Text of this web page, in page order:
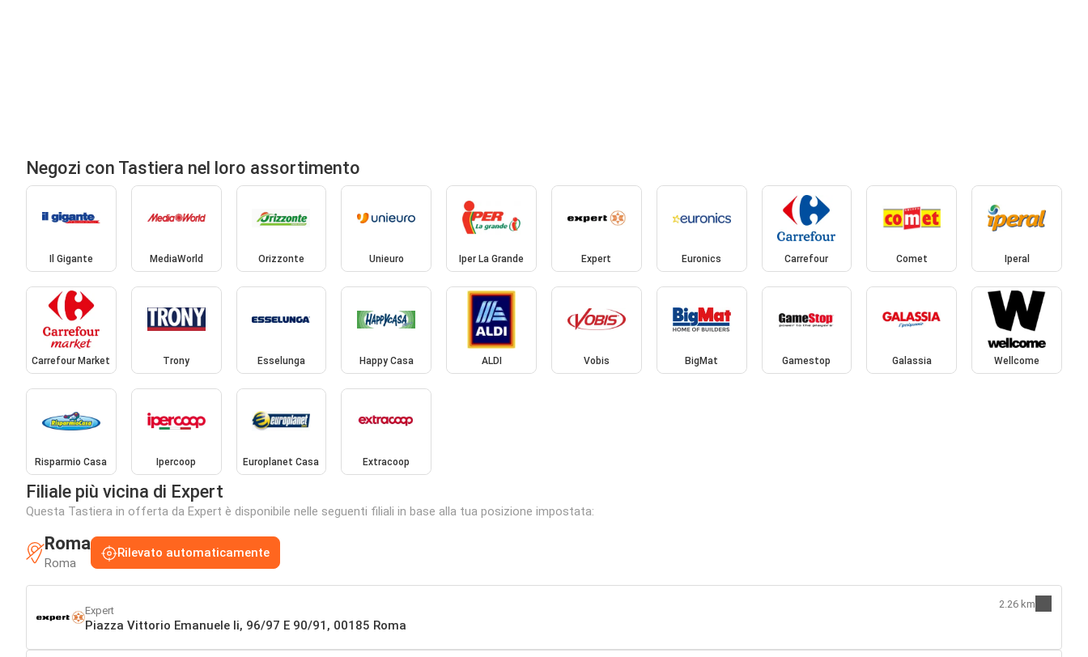
Negozi con Tastiera nel loro assortimento
Il Gigante MediaWorld Orizzonte Unieuro Iper La Grande Expert Euronics Carrefour Comet Iperal
Carrefour Market Trony Esselunga Happy Casa ALDI Vobis BigMat Gamestop Galassia Wellcome
Risparmio Casa Ipercoop Europlanet Casa Extracoop
Filiale più vicina di Expert
Questa Tastiera in offerta da Expert è disponibile nelle seguenti filiali in base alla tua posizione impostata:
Roma
Roma
Rilevato automaticamente
Expert
Piazza Vittorio Emanuele Ii, 96/97 E 90/91, 00185 Roma
2.26 km